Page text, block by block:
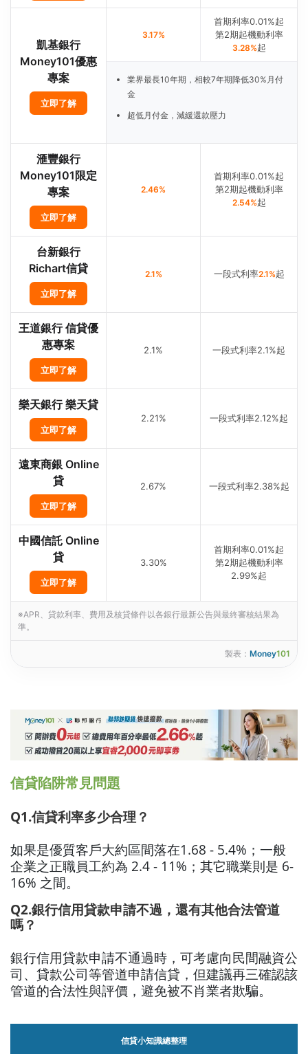
凱基銀行
Money101優惠
專案
立即了解
3.17%
首期利率0.01%起
第2期起機動利率
3.28%起
業界最長10年期，相較7年期降低30%月付
金
超低月付金，減緩還款壓力
滙豐銀行
Money101限定
專案
立即了解
2.46%
首期利率0.01%起
第2期起機動利率
2.54%起
台新銀行
Richart信貸
立即了解
2.1% 一段式利率2.1%起
王道銀行 信貸優
惠專案
立即了解
2.1% 一段式利率2.1%起
樂天銀行 樂天貸
立即了解
2.21% 一段式利率2.12%起
遠東商銀 Online
貸
立即了解
2.67% 一段式利率2.38%起
中國信託 Online
貸
立即了解
3.30%
首期利率0.01%起
第2期起機動利率
2.99%起
※APR、貸款利率、費用及核貸條件以各銀行最新公告與最終審核結果為
準。
製表： Money101
信貸陷阱常見問題
Q1.信貸利率多少合理？
如果是優質客戶大約區間落在1.68 - 5.4%；一般
企業之正職員工約為 2.4 - 11%；其它職業則是 6-
16% 之間。
Q2.銀行信用貸款申請不過，還有其他合法管道
嗎？
銀行信用貸款申請不通過時，可考慮向民間融資公
司、貸款公司等管道申請信貸，但建議再三確認該
管道的合法性與評價，避免被不肖業者欺騙。
信貸小知識總整理